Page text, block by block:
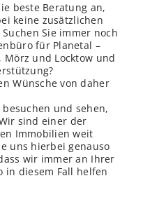
beste Beratung an,
keine zusätzlichen
Sie immer noch
für Planetal –
Mörz und Locktow und
Wünsche von daher
und sehen,
sind einer der
Immobilien weit
uns hierbei genauso
wir immer an Ihrer
in diesem Fall helfen